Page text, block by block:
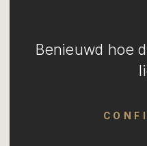
Benieuwd hoe